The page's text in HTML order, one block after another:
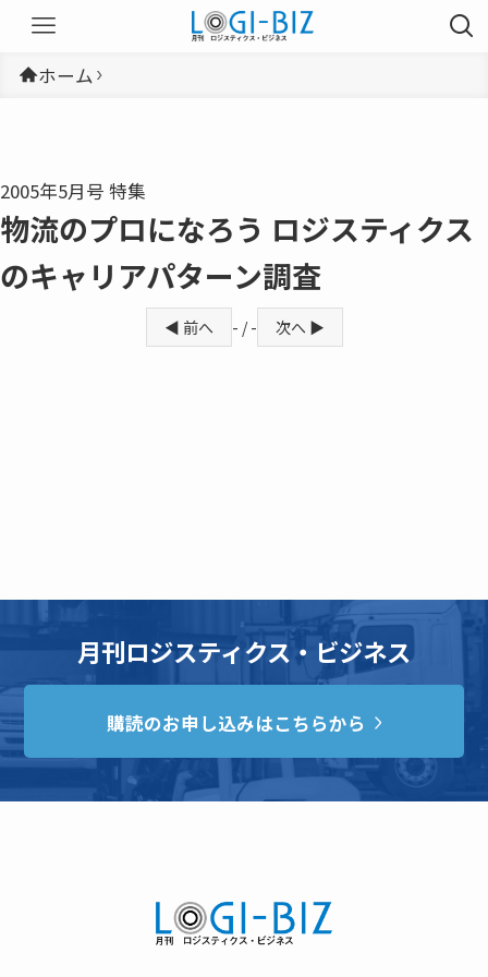
ホーム
2005年5月号 特集
物流のプロになろう ロジスティクス
のキャリアパターン調査
◀ 前へ - / - 次へ ▶
月刊ロジスティクス・ビジネス
購読のお申し込みはこちらから